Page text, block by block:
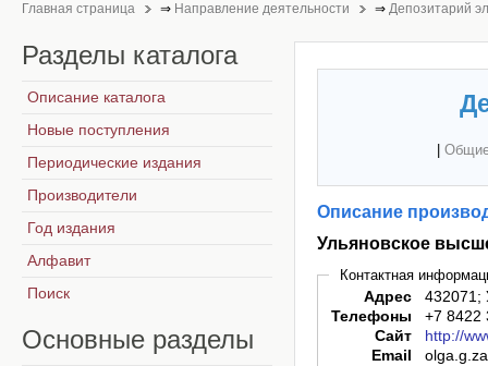
Главная страница ⇒ Направление деятельности ⇒ Депозитарий
Описание
Ульяновское
Контактная
Адрес
432071;
Телефоны
+7 8422
Сайт
http://
Email
Разделы каталога
Описание каталога
Новые поступления
Периодические издания
Производители
Год издания
Алфавит
Поиск
Основные разделы